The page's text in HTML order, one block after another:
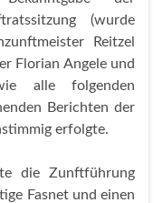
(wurde
Reitzel
Florian Angele und
alle folgenden
Berichten der
erfolgte.
die Zunftführung
Fasnet und einen